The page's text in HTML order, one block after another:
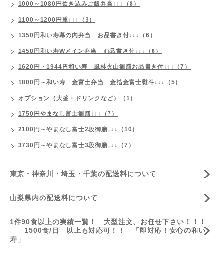
1000～1080円炊き込みご飯弁当↓↓↓（8）
1100～1200円重↓↓↓（3）
1350円和い寿幕の内弁当 お品書き付↓↓↓（6）
1458円和い寿Wメイン弁当 お品書き付↓↓↓（8）
1620円・1944円和い寿 風林火山御膳お品書き付↓↓↓（7）
1800円～和い寿 金富士弁当 金箔金富士熨斗↓↓↓（5）
オプション（大盛・ドリンクなど）（1）
1750円やまなし富士御膳↓↓↓（7）
2100円～やまなし富士2段御膳↓↓↓（10）
3730円～やまなし富士3段御膳↓↓↓（7）
東京・神奈川・埼玉・千葉の配送料について
山梨県内の配送料について
1件90食以上の実績一覧！ 大型注文、お任せ下さい！！！
1500食/日 以上も対応可！！ 「即対応！安心の和い
寿」